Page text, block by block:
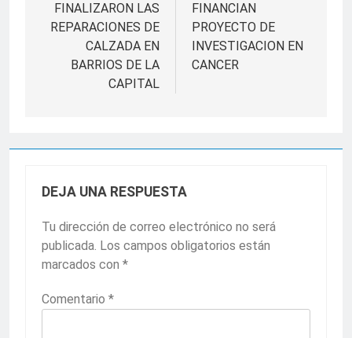
de
entradas
FINALIZARON LAS
REPARACIONES DE
CALZADA EN
BARRIOS DE LA
CAPITAL
FINANCIAN
PROYECTO DE
INVESTIGACION EN
CANCER
DEJA UNA RESPUESTA
Tu dirección de correo electrónico no será
publicada. Los campos obligatorios están
marcados con *
Comentario *